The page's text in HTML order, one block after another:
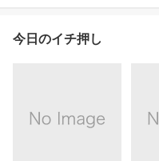
今日のイチ押し